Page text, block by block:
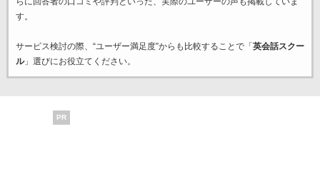
す。
サービス検討の際、“ユーザー満足度”からも比較することで「 英会話スクー
ル」選びにお役立てください。
PR